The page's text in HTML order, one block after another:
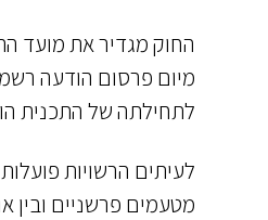
החוק מגדיר את מועד
מיום פרסום הודעה
לתחילתה של התכנית הוא רק "בתום" 15 ימים מיום הפרסום
לעיתים הרשויות
מטעמים פרשניים ובין